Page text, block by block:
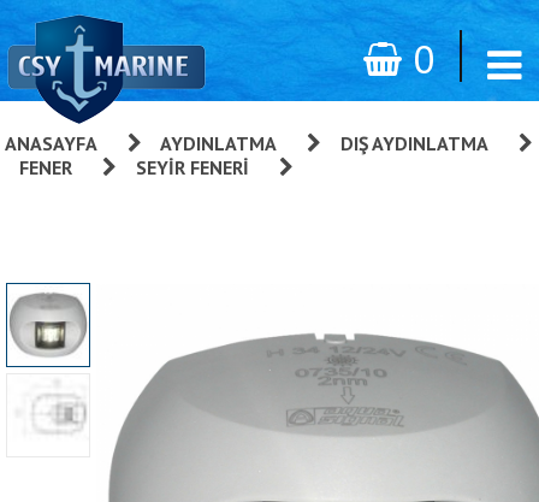
0
ANASAYFA »AYDINLATMA
DIŞ AYDINLATMA
FENER SEYIR FENERI